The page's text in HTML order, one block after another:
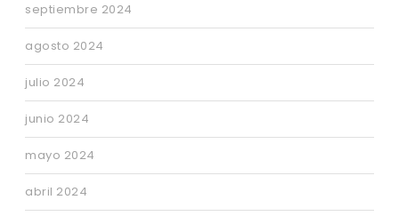
septiembre 2024
agosto 2024
julio 2024
junio 2024
mayo 2024
abril 2024